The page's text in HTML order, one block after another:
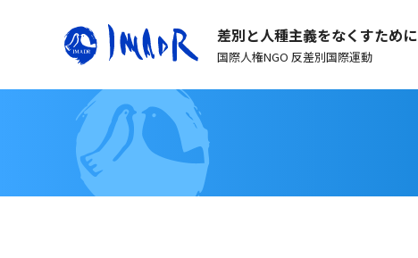
差別と人種主義をなくすために
国際人権NGO 反差別国際運動